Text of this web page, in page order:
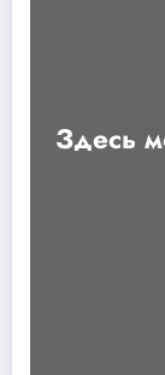
Здесь